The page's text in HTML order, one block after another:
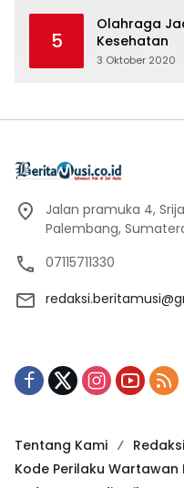
5
Olahraga
Kesehatan
3 Oktober 2020
Jalan pramuka 4,
Palembang,
07115711330
Tentang Kami
Redaksi
Kode Perilaku Wartawan